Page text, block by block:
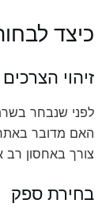
כיצד
זיהוי הצרכים
לפני שנבחר
האם מדובר
צורך באחסון רב
בחירת ספק